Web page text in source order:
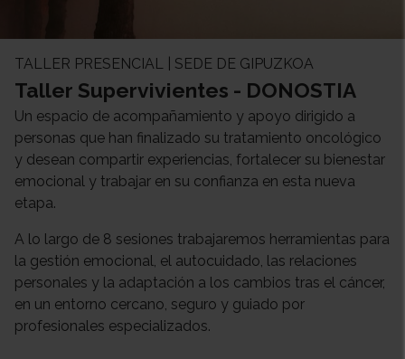
TALLER PRESENCIAL | SEDE DE GIPUZKOA
Taller Supervivientes - DONOSTIA
Un espacio de acompañamiento y apoyo dirigido a
personas que han finalizado su tratamiento oncológico
y desean compartir experiencias, fortalecer su bienestar
emocional y trabajar en su confianza en esta nueva
etapa.
A lo largo de 8 sesiones trabajaremos herramientas para
la gestión emocional, el autocuidado, las relaciones
personales y la adaptación a los cambios tras el cáncer,
en un entorno cercano, seguro y guiado por
profesionales especializados.